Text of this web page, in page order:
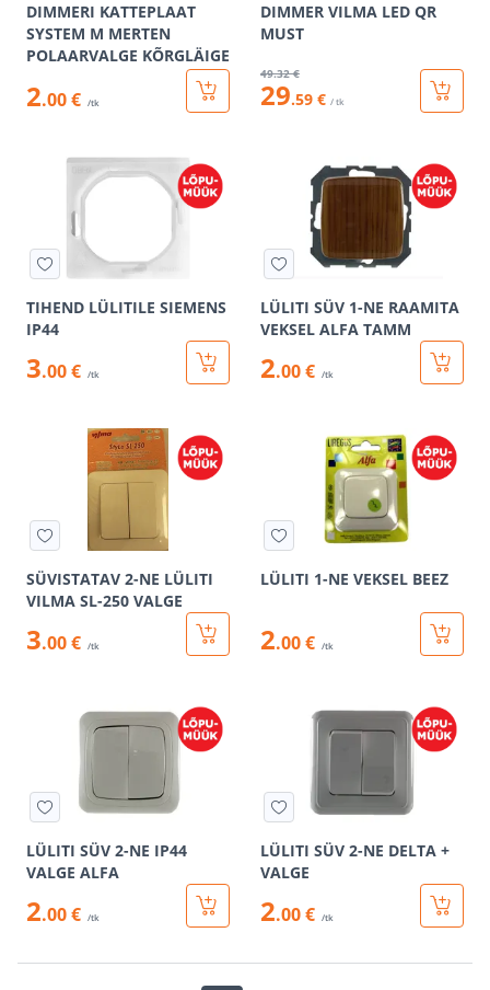
DIMMERI KATTEPLAAT
SYSTEM M MERTEN
POLAARVALGE KÕRGLÄIGE
2.00 € /tk
DIMMER VILMA LED QR
MUST
49.32 €
29.59 € / tk
TIHEND LÜLITILE SIEMENS
IP44
3.00 € /tk
LÜLITI SÜV 1-NE RAAMITA
VEKSEL ALFA TAMM
2.00 € /tk
SÜVISTATAV 2-NE LÜLITI
VILMA SL-250 VALGE
3.00 € /tk
LÜLITI 1-NE VEKSEL BEEZ
2.00 € /tk
LÜLITI SÜV 2-NE IP44
VALGE ALFA
2.00 € /tk
LÜLITI SÜV 2-NE DELTA +
VALGE
2.00 € /tk